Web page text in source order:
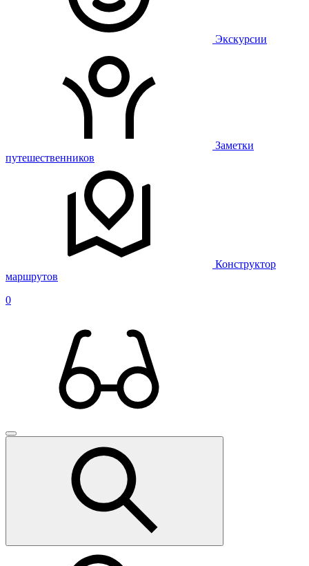
Экскурсии
Заметки
путешественников
Конструктор
маршрутов
0